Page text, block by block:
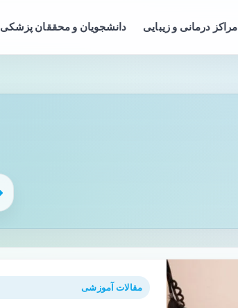
مراکز درمانی و زیبایی دانشجویان و محققان پزشکی
مقالات آموزشی